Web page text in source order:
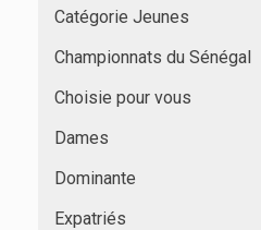
Catégorie Jeunes
Championnats du Sénégal
Choisie pour vous
Dames
Dominante
Expatriés